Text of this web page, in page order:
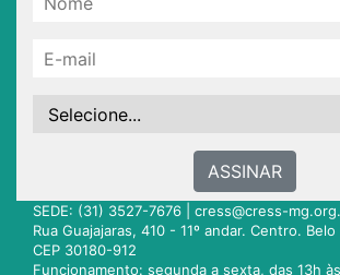
ASSINAR
SEDE: (31) 3527-7676 | cress@cress-
Rua Guajajaras, 410 - 11º andar. Centro.
CEP 30180-912
Funcionamento: segunda a sexta, das 13h